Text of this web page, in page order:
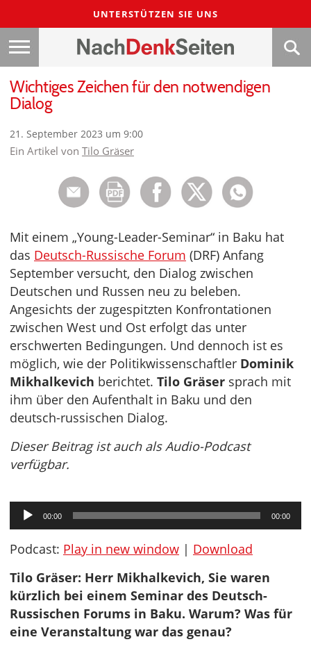
UNTERSTÜTZEN SIE UNS
Wichtiges Zeichen für den notwendigen
Dialog
21. September 2023 um 9:00
Ein Artikel von Tilo Gräser
Mit einem „Young-Leader-Seminar“ in Baku hat
das Deutsch-Russische Forum (DRF) Anfang
September versucht, den Dialog zwischen
Deutschen und Russen neu zu beleben.
Angesichts der zugespitzten Konfrontationen
zwischen West und Ost erfolgt das unter
erschwerten Bedingungen. Und dennoch ist es
möglich, wie der Politikwissenschaftler Dominik
Mikhalkevich berichtet. Tilo Gräser sprach mit
ihm über den Aufenthalt in Baku und den
deutsch-russischen Dialog.
Dieser Beitrag ist auch als Audio-Podcast
verfügbar.
Audio-
Player
00:00 00:00
Podcast: Play in new window | Download
Tilo Gräser: Herr Mikhalkevich, Sie waren
kürzlich bei einem Seminar des Deutsch-
Russischen Forums in Baku. Warum? Was für
eine Veranstaltung war das genau?